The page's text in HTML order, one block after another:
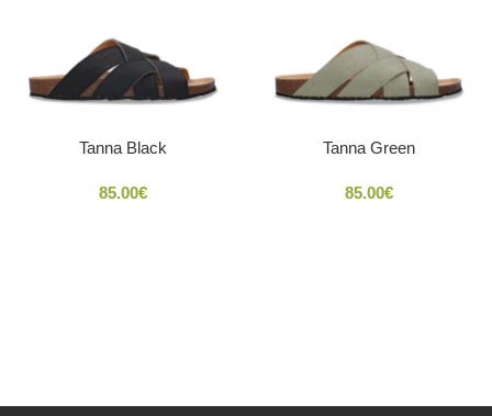
Tanna Black
85.00€
Tanna Green
85.00€